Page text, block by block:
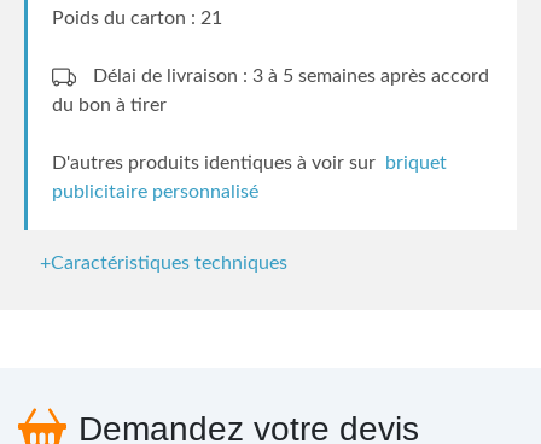
Poids du carton : 21
Délai de livraison : 3 à 5 semaines après accord
du bon à tirer
D'autres produits identiques à voir sur
briquet
publicitaire personnalisé
+Caractéristiques techniques
Demandez votre devis